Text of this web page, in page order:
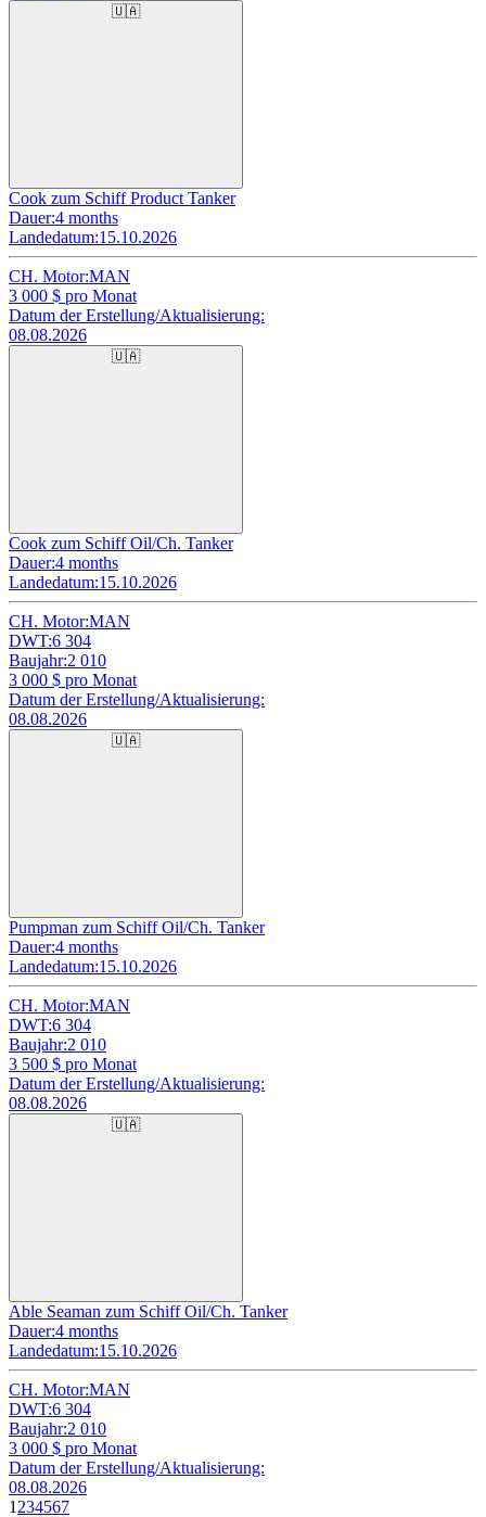
🇺🇦
Cook zum Schiff Product Tanker
Dauer:4 months
Landedatum:15.10.2026
CH. Motor:MAN
3 000 $ pro Monat
Datum der Erstellung/Aktualisierung:
08.08.2026
🇺🇦
Cook zum Schiff Oil/Ch. Tanker
Dauer:4 months
Landedatum:15.10.2026
CH. Motor:MAN
DWT:6 304
Baujahr:2 010
3 000 $ pro Monat
Datum der Erstellung/Aktualisierung:
08.08.2026
🇺🇦
Pumpman zum Schiff Oil/Ch. Tanker
Dauer:4 months
Landedatum:15.10.2026
CH. Motor:MAN
DWT:6 304
Baujahr:2 010
3 500 $ pro Monat
Datum der Erstellung/Aktualisierung:
08.08.2026
🇺🇦
Able Seaman zum Schiff Oil/Ch. Tanker
Dauer:4 months
Landedatum:15.10.2026
CH. Motor:MAN
DWT:6 304
Baujahr:2 010
3 000 $ pro Monat
Datum der Erstellung/Aktualisierung:
08.08.2026
1 234567